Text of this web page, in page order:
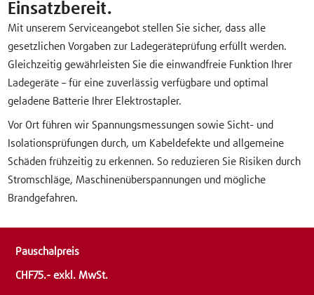
Einsatzbereit.
Mit unserem Serviceangebot stellen Sie sicher, dass alle
gesetzlichen Vorgaben zur Ladegeräteprüfung erfüllt werden.
Gleichzeitig gewährleisten Sie die einwandfreie Funktion Ihrer
Ladegeräte – für eine zuverlässig verfügbare und optimal
geladene Batterie Ihrer Elektrostapler.
Vor Ort führen wir Spannungsmessungen sowie Sicht- und
Isolationsprüfungen durch, um Kabeldefekte und allgemeine
Schäden frühzeitig zu erkennen. So reduzieren Sie Risiken durch
Stromschläge, Maschinenüberspannungen und mögliche
Brandgefahren.
Pauschalpreis
CHF75.- exkl. MwSt.